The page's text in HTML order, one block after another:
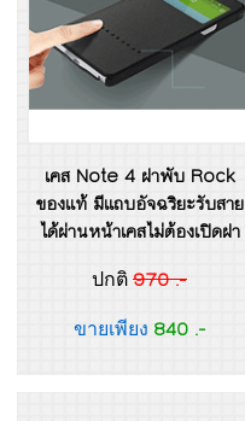
เคส Note 4 ฝาพับ Rock
ของแท้ มีแถบอัจฉริยะรับสาย
ได้ผ่านหน้าเคสไม่ต้องเปิดฝา
ปกติ 970 .-
ขายเพียง 840 .-